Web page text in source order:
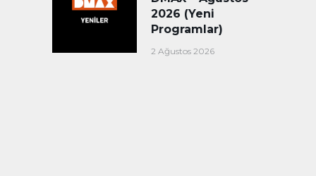
2026 (Yeni
Programlar)
2 Ağustos 2026